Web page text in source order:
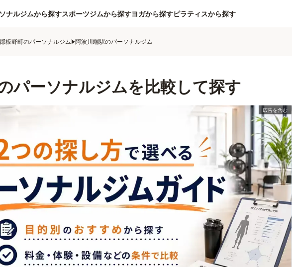
ナルジムから探すスポーツジムから探すヨガから探すピラティスから探す
板野町のパーソナルジム 阿波川端駅のパーソナルジム
パーソナルジムを比較して探す